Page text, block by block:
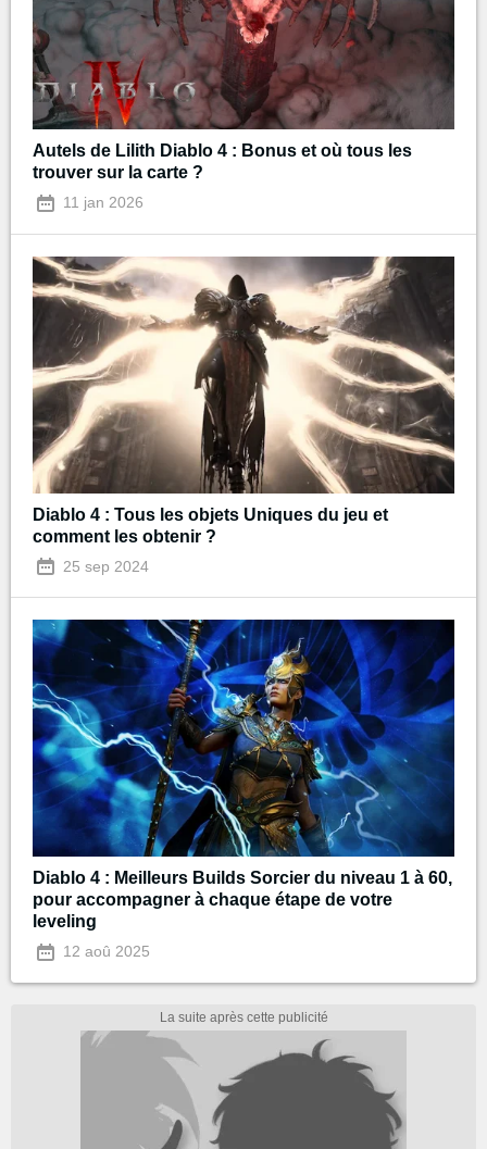
Autels de Lilith Diablo 4 : Bonus et où tous les
trouver sur la carte ?
11 jan 2026
Diablo 4 : Tous les objets Uniques du jeu et
comment les obtenir ?
25 sep 2024
Diablo 4 : Meilleurs Builds Sorcier du niveau 1 à 60,
pour accompagner à chaque étape de votre
leveling
12 aoû 2025